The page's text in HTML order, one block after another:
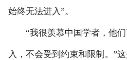
始终无法进入”。
“我很羡慕中国学者，他们
入，不会受到约束和限制。”